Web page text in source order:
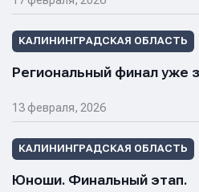
КАЛИНИНГРАДСКАЯ ОБЛАСТЬ
Региональный финал уже
13 февраля, 2026
КАЛИНИНГРАДСКАЯ ОБЛАСТЬ
Юноши. Финальный этап.
Имя
E-mail
Имя
E-mail
Имя